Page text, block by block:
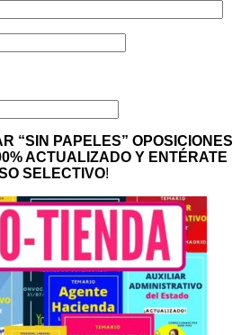
“SIN PAPELES” OPOSICIONES
ACTUALIZADO Y ENTÉRATE
SELECTIVO!